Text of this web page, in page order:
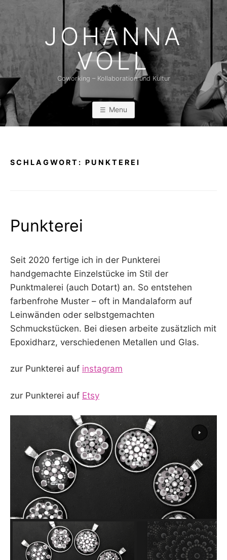
content
JOHANNA
VOLL
Coworking – Kollaboration und Kultur
Menu
SCHLAGWORT: PUNKTEREI
Punkterei
Seit 2020 fertige ich in der Punkterei
handgemachte Einzelstücke im Stil der
Punktmalerei (auch Dotart) an. So entstehen
farbenfrohe Muster – oft in Mandalaform auf
Leinwänden oder selbstgemachten
Schmuckstücken. Bei diesen arbeite zusätzlich mit
Epoxidharz, verschiedenen Metallen und Glas.
zur Punkterei auf instagram
zur Punkterei auf Etsy